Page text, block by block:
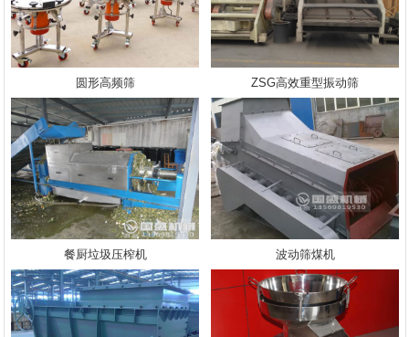
圆形高频筛 ZSG高效重型振动筛
餐厨垃圾压榨机 波动筛煤机